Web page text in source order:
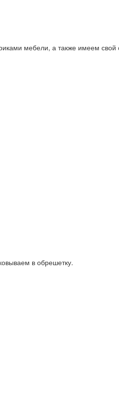
мебели, а также имеем
в обрешетку.